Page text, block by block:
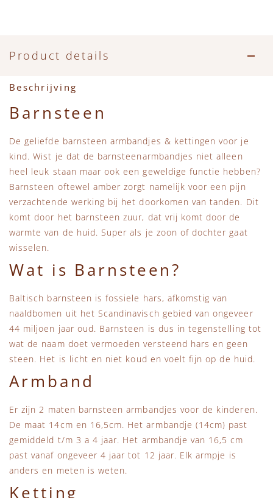
Product details
Beschrijving
Barnsteen
De geliefde barnsteen armbandjes & kettingen voor je
kind. Wist je dat de barnsteenarmbandjes niet alleen
heel leuk staan maar ook een geweldige functie hebben?
Barnsteen oftewel amber zorgt namelijk voor een pijn
verzachtende werking bij het doorkomen van tanden. Dit
komt door het barnsteen zuur, dat vrij komt door de
warmte van de huid. Super als je zoon of dochter gaat
wisselen.
Wat is Barnsteen?
Baltisch barnsteen is fossiele hars, afkomstig van
naaldbomen uit het Scandinavisch gebied van ongeveer
44 miljoen jaar oud. Barnsteen is dus in tegenstelling tot
wat de naam doet vermoeden versteend hars en geen
steen. Het is licht en niet koud en voelt fijn op de huid.
Armband
Er zijn 2 maten barnsteen armbandjes voor de kinderen.
De maat 14cm en 16,5cm. Het armbandje (14cm) past
gemiddeld t/m 3 a 4 jaar. Het armbandje van 16,5 cm
past vanaf ongeveer 4 jaar tot 12 jaar. Elk armpje is
anders en meten is weten.
Ketting